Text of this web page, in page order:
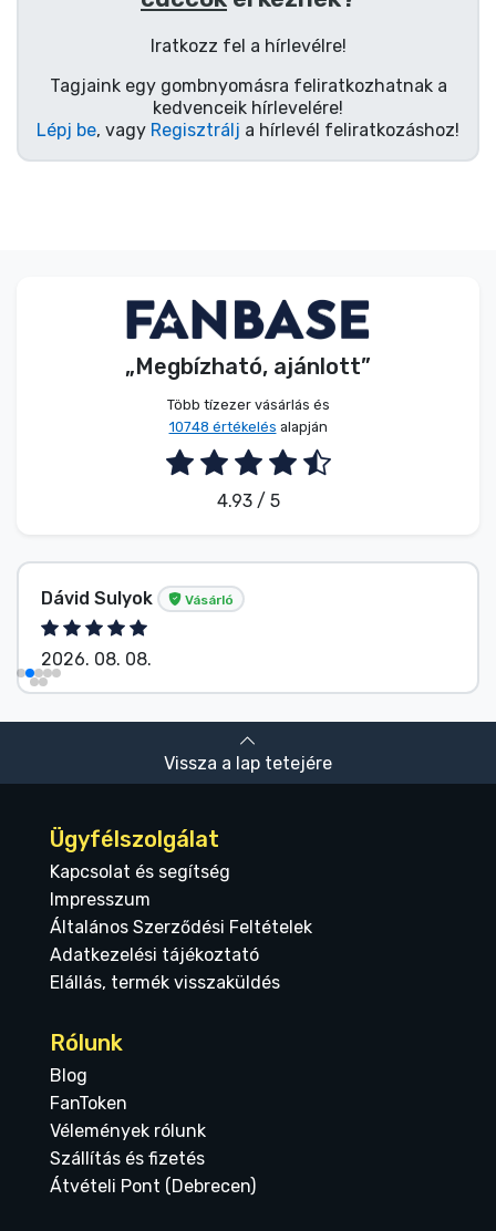
Iratkozz fel a hírlevélre!
Tagjaink egy gombnyomásra feliratkozhatnak a
kedvenceik hírlevelére!
Lépj be, vagy Regisztrálj a hírlevél feliratkozáshoz!
„Megbízható, ajánlott”
Több tízezer vásárlás és
10748 értékelés alapján
4.93 / 5
Dávid Sulyok Vásárló
2026. 08. 08.
Vissza a lap tetejére
Ügyfélszolgálat
Kapcsolat és segítség
Impresszum
Általános Szerződési Feltételek
Adatkezelési tájékoztató
Elállás, termék visszaküldés
Rólunk
Blog
FanToken
Vélemények rólunk
Szállítás és fizetés
Átvételi Pont (Debrecen)
Terméktípusok
Márkák